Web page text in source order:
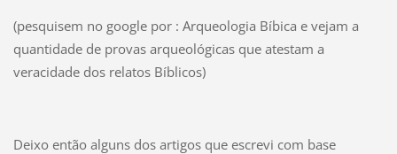
(pesquisem no google por : Arqueologia Bíbica e vejam a
quantidade de provas arqueológicas que atestam a
veracidade dos relatos Bíblicos)
Deixo então alguns dos artigos que escrevi com base